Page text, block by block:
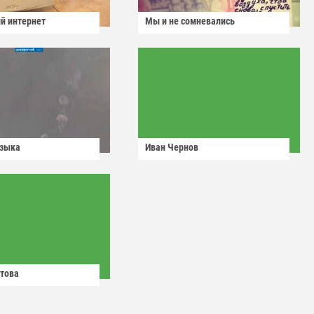
интернет Мы и не сомневались
Иван Чернов